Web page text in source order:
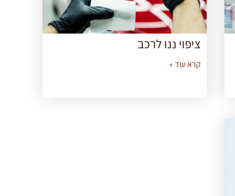
ציפוי ננו לרכב
קרא עוד »